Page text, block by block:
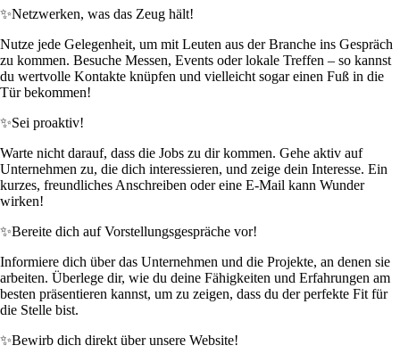
✨Netzwerken, was das Zeug hält!
Nutze jede Gelegenheit, um mit Leuten aus der Branche ins Gespräch
zu kommen. Besuche Messen, Events oder lokale Treffen – so kannst
du wertvolle Kontakte knüpfen und vielleicht sogar einen Fuß in die
Tür bekommen!
✨Sei proaktiv!
Warte nicht darauf, dass die Jobs zu dir kommen. Gehe aktiv auf
Unternehmen zu, die dich interessieren, und zeige dein Interesse. Ein
kurzes, freundliches Anschreiben oder eine E-Mail kann Wunder
wirken!
✨Bereite dich auf Vorstellungsgespräche vor!
Informiere dich über das Unternehmen und die Projekte, an denen sie
arbeiten. Überlege dir, wie du deine Fähigkeiten und Erfahrungen am
besten präsentieren kannst, um zu zeigen, dass du der perfekte Fit für
die Stelle bist.
✨Bewirb dich direkt über unsere Website!